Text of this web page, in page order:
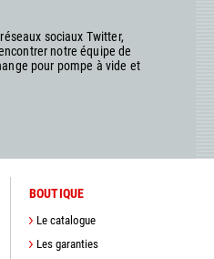
sociaux Twitter,
notre équipe de
pour pompe à vide et
BOUTIQUE
Le catalogue
Les garanties